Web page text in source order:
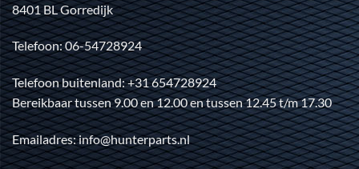
8401 BL Gorredijk
Telefoon: 06-54728924
Telefoon buitenland: +31 654728924
Bereikbaar tussen 9.00 en 12.00 en tussen 12.45 t/m 17.30
Emailadres: info@hunterparts.nl